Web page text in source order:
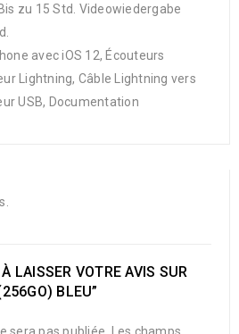
zu 15 Std. Video­wiedergabe
avec iOS 12, Écouteurs
Lightning, Câble Lightning vers
USB, Documentation
LAISSER VOTRE AVIS SUR
BLEU”
sera pas publiée. Les champs